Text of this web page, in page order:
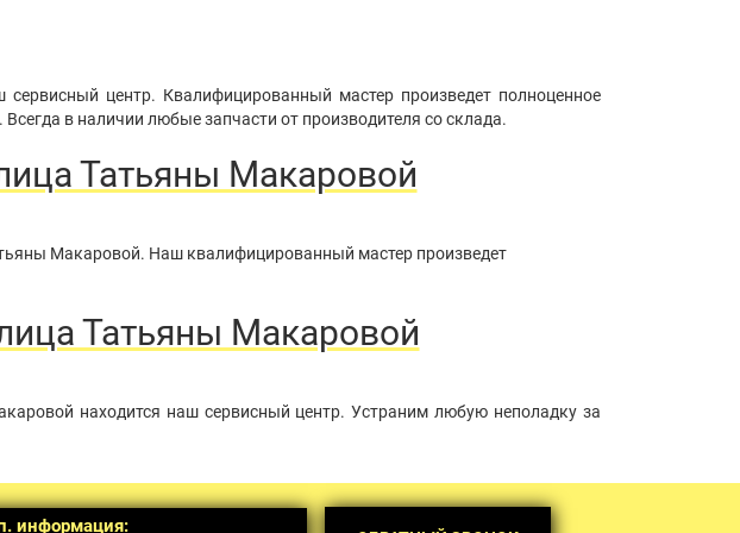
центр. Квалифицированный мастер произведет полноценное
в наличии любые запчасти от производителя со склада.
Татьяны Макаровой
Макаровой. Наш квалифицированный мастер произведет
Татьяны Макаровой
находится наш сервисный центр. Устраним любую неполадку за
информация: